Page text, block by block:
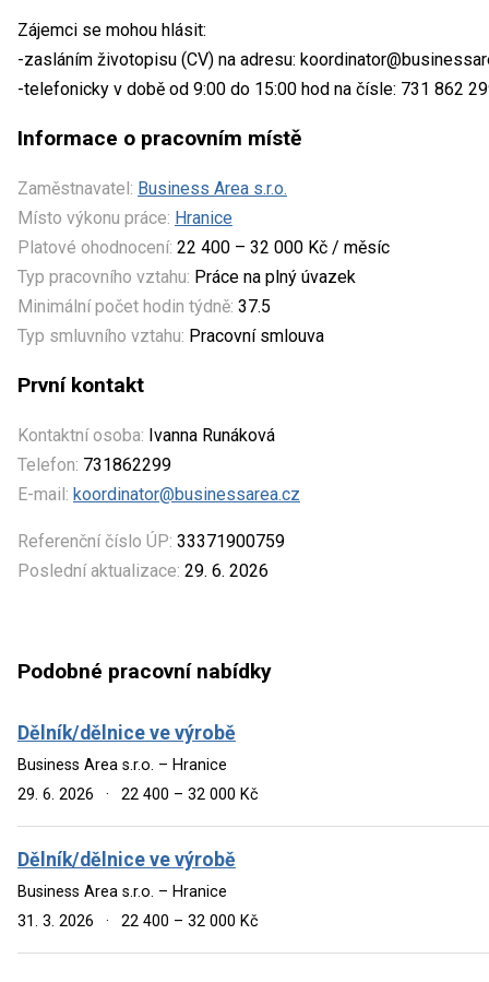
Zájemci se mohou hlásit:
-zasláním životopisu (CV) na adresu:
-telefonicky v době od 9:00 do 15:00 hod na čísle: 731 862
Informace o pracovním místě
Zaměstnavatel: Business Area s.r.o.
Místo výkonu práce: Hranice
Platové ohodnocení: 22 400 – 32 000 Kč / měsíc
Typ pracovního vztahu: Práce na plný úvazek
Minimální počet hodin týdně: 37.5
Typ smluvního vztahu: Pracovní smlouva
První kontakt
Kontaktní osoba: Ivanna Runáková
Telefon: 731862299
E-mail: koordinator@businessarea.cz
Referenční číslo ÚP: 33371900759
Poslední aktualizace: 29. 6. 2026
Podobné pracovní nabídky
Dělník/dělnice ve výrobě
Business Area s.r.o. – Hranice
29. 6. 2026
· 22 400 – 32 000 Kč
Dělník/dělnice ve výrobě
Business Area s.r.o. – Hranice
31. 3. 2026
· 22 400 – 32 000 Kč